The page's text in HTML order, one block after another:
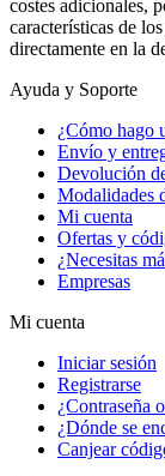
costes adicionales,
características de
directamente en la
Ayuda y Soporte
¿Cómo hago
Envío y
Devolución
Modalidades
Mi cuenta
Ofertas y
¿Necesitas
Empresas
Mi cuenta
Iniciar sesión
Registrarse
¿Contraseña
¿Dónde se
Canjear